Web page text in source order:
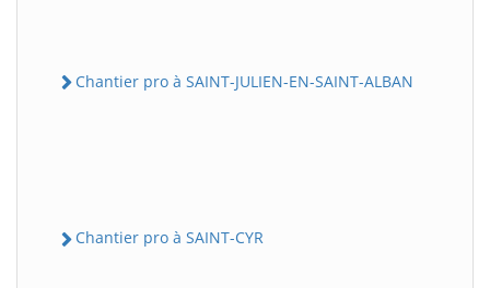
Chantier pro à SAINT-JULIEN-EN-SAINT-ALBAN
Chantier pro à SAINT-CYR